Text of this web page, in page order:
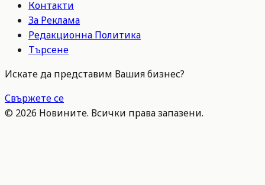
Контакти
За Реклама
Редакционна Политика
Търсене
Искате да представим Вашия бизнес?
Свържете се
© 2026 Новините. Всички права запазени.